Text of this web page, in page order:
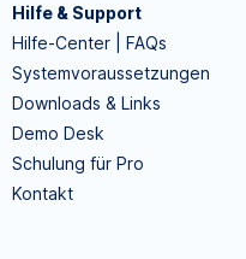
Hilfe & Support
Hilfe-Center | FAQs
Systemvoraussetzungen
Downloads & Links
Demo Desk
Schulung für Pro
Kontakt